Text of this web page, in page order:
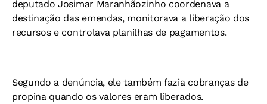
deputado Josimar Maranhãozinho coordenava a
destinação das emendas, monitorava a liberação dos
recursos e controlava planilhas de pagamentos.
Segundo a denúncia, ele também fazia cobranças de
propina quando os valores eram liberados.